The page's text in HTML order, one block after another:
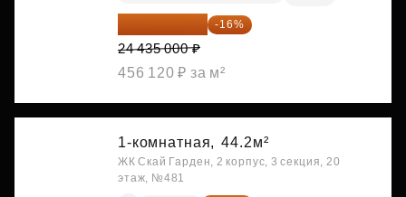
20 525 400 ₽ -16%
24 435 000 ₽
456 120 ₽ за м²
1-комнатная, 44.2м²
ЖК Скай Гарден, 2 корпус, 3 секция, 20
этаж, №481